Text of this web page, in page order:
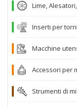
Lime,
Inserti per
Macchine
Accessori per
Strumenti di